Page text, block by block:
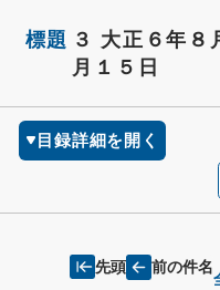
標題 ３ 大正６年８
月１５日
目録詳細を開く
先頭 前の件名